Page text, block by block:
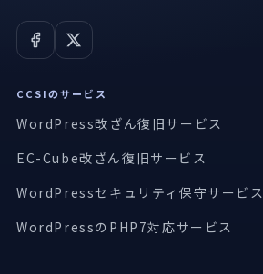
CCSIのサービス
WordPress改ざん復旧サービス
EC-Cube改ざん復旧サービス
WordPressセキュリティ保守サービス
WordPressのPHP7対応サービス